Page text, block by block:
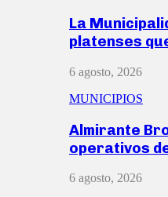
La
platenses
6 agosto, 2026
MUNICIPIOS
Almirante
operativos
6 agosto, 2026